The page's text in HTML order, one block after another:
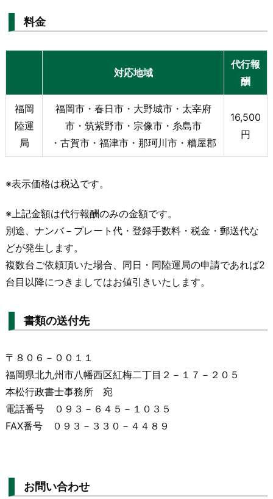
料金
対応地域
代行報
酬
福岡
陸運
局
福岡市・春日市・大野城市・太宰府
市・筑紫野市・宗像市・糸島市
・古賀市・福津市・那珂川市・糟屋郡
16,500
円
※表示価格は税込です。
※上記金額は代行報酬のみの金額です。
別途、ナンバ－プレート代・登録手数料・税金・郵送代な
どが発生します。
複数台ご依頼頂いた場合、同日・同陸運局の申請であれば2
台目以降につきましてはお値引きいたします。
書類の送付先
〒８０６－００１１
福岡県北九州市八幡西区紅梅二丁目２－１７－２０５
本松行政書士事務所 宛
電話番号 ０９３－６４５－１０３５
FAX番号 ０９３－３３０－４４８９
お問い合わせ